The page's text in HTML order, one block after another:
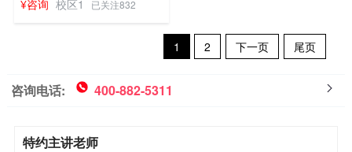
¥咨询 校区1 已关注832
1 2 下一页 尾页
咨询电话: 400-882-5311
特约主讲老师